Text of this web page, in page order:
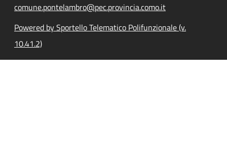
comune.pontelambro@pec.provincia.como.it
Powered by Sportello Telematico Polifunzionale (v.
10.41.2)